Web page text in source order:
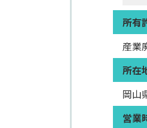
所有
産業
所在
岡山
営業